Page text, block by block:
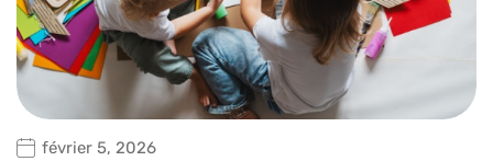
février 5, 2026